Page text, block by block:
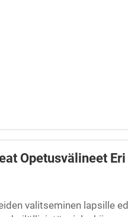
Opetusvälineet
valitseminen lapsille